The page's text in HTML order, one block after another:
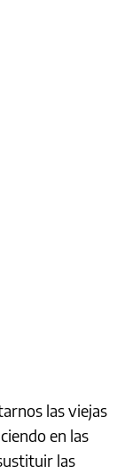
las viejas
en las
las